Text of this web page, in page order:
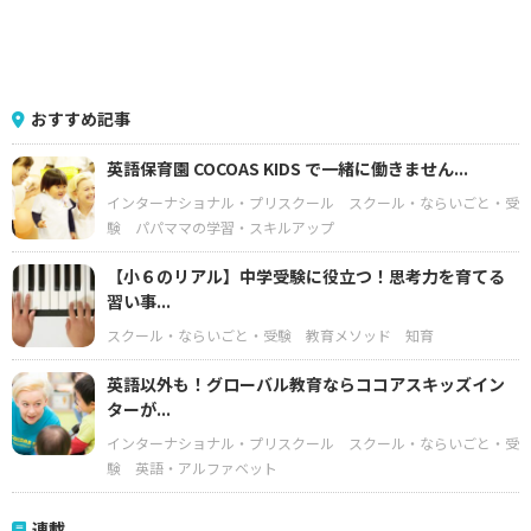
おすすめ記事
英語保育園 COCOAS KIDS で一緒に働きません...
インターナショナル・プリスクール
スクール・ならいごと・受
験
パパママの学習・スキルアップ
【小６のリアル】中学受験に役立つ！思考力を育てる
習い事...
スクール・ならいごと・受験 教育メソッド 知育
英語以外も！グローバル教育ならココアスキッズイン
ターが...
インターナショナル・プリスクール
スクール・ならいごと・受
験
英語・アルファベット